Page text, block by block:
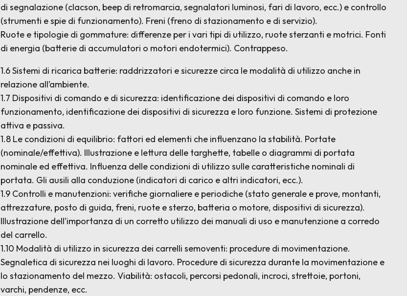
di segnalazione (clacson, beep di retromarcia, segnalatori luminosi, fari di lavoro, ecc.) e controllo
(strumenti e spie di funzionamento). Freni (freno di stazionamento e di servizio).
Ruote e tipologie di gommature: differenze per i vari tipi di utilizzo, ruote sterzanti e motrici. Fonti
di energia (batterie di accumulatori o motori endotermici). Contrappeso.
1.6 Sistemi di ricarica batterie: raddrizzatori e sicurezze circa le modalità di utilizzo anche in
relazione all’ambiente.
1.7 Dispositivi di comando e di sicurezza: identificazione dei dispositivi di comando e loro
funzionamento, identificazione dei dispositivi di sicurezza e loro funzione. Sistemi di protezione
attiva e passiva.
1.8 Le condizioni di equilibrio: fattori ed elementi che influenzano la stabilità. Portate
(nominale/effettiva). Illustrazione e lettura delle targhette, tabelle o diagrammi di portata
nominale ed effettiva. Influenza delle condizioni di utilizzo sulle caratteristiche nominali di
portata. Gli ausili alla conduzione (indicatori di carico e altri indicatori, ecc.).
1.9 Controlli e manutenzioni: verifiche giornaliere e periodiche (stato generale e prove, montanti,
attrezzature, posto di guida, freni, ruote e sterzo, batteria o motore, dispositivi di sicurezza).
Illustrazione dell’importanza di un corretto utilizzo dei manuali di uso e manutenzione a corredo
del carrello.
1.10 Modalità di utilizzo in sicurezza dei carrelli semoventi: procedure di movimentazione.
Segnaletica di sicurezza nei luoghi di lavoro. Procedure di sicurezza durante la movimentazione e
lo stazionamento del mezzo. Viabilità: ostacoli, percorsi pedonali, incroci, strettoie, portoni,
varchi, pendenze, ecc.